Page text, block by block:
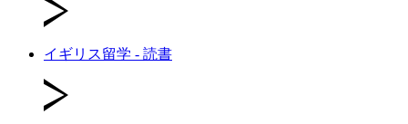
イギリス留学 - 読書